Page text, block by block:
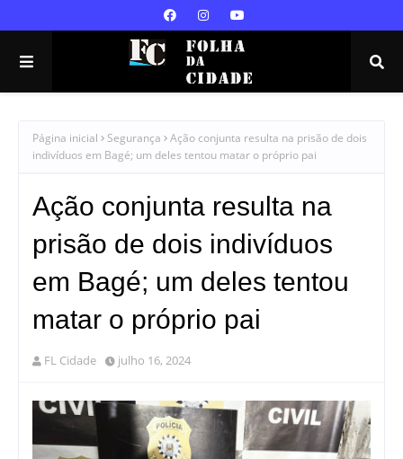
Página inicial Segurança
Ação conjunta resulta na prisão de dois
indivíduos em Bagé; um deles tentou matar o próprio pai
Ação conjunta resulta na
prisão de dois indivíduos
em Bagé; um deles tentou
matar o próprio pai
FL Cidade julho 16, 2024